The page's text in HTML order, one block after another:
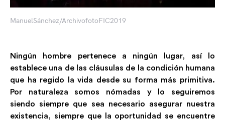
ManuelSánchez/ArchivofotoFIC2019
Ningún hombre pertenece a ningún lugar, así lo
establece una de las cláusulas de la condición humana
que ha regido la vida desde su forma más primitiva.
Por naturaleza somos nómadas y lo seguiremos
siendo siempre que sea necesario asegurar nuestra
existencia, siempre que la oportunidad se encuentre